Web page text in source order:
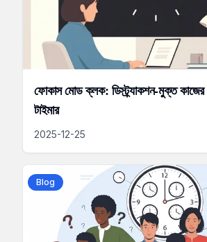
ফোকাস মোড ক্লক: ডিস্ট্র্যাকশন-মুক্ত কাজের
টাইমার
2025-12-25
Blog